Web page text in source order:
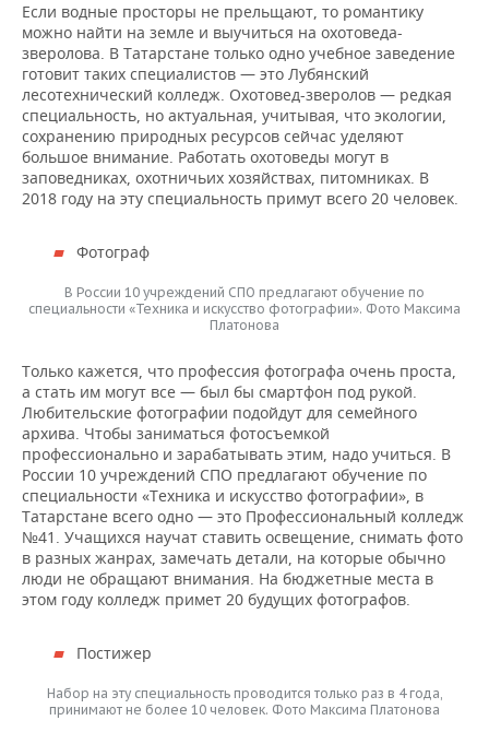
Если водные просторы не прельщают, то романтику
можно найти на земле и выучиться на охотоведа-
зверолова. В Татарстане только одно учебное заведение
готовит таких специалистов — это Лубянский
лесотехнический колледж. Охотовед-зверолов — редкая
специальность, но актуальная, учитывая, что экологии,
сохранению природных ресурсов сейчас уделяют
большое внимание. Работать охотоведы могут в
заповедниках, охотничьих хозяйствах, питомниках. В
2018 году на эту специальность примут всего 20 человек.
Фотограф
В России 10 учреждений СПО предлагают обучение по
специальности «Техника и искусство фотографии». Фото Максима
Платонова
Только кажется, что профессия фотографа очень проста,
а стать им могут все — был бы смартфон под рукой.
Любительские фотографии подойдут для семейного
архива. Чтобы заниматься фотосъемкой
профессионально и зарабатывать этим, надо учиться. В
России 10 учреждений СПО предлагают обучение по
специальности «Техника и искусство фотографии», в
Татарстане всего одно — это Профессиональный колледж
№41. Учащихся научат ставить освещение, снимать фото
в разных жанрах, замечать детали, на которые обычно
люди не обращают внимания. На бюджетные места в
этом году колледж примет 20 будущих фотографов.
Постижер
Набор на эту специальность проводится только раз в 4 года,
принимают не более 10 человек. Фото Максима Платонова